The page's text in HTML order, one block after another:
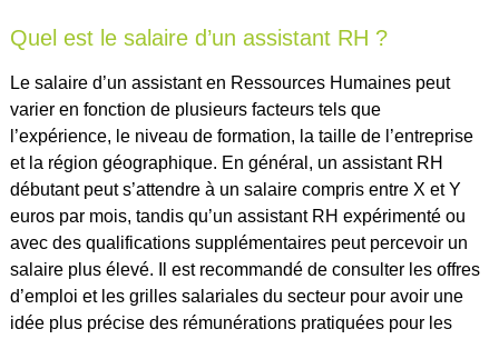
Quel est le salaire d’un assistant RH ?
Le salaire d’un assistant en Ressources Humaines peut
varier en fonction de plusieurs facteurs tels que
l’expérience, le niveau de formation, la taille de l’entreprise
et la région géographique. En général, un assistant RH
débutant peut s’attendre à un salaire compris entre X et Y
euros par mois, tandis qu’un assistant RH expérimenté ou
avec des qualifications supplémentaires peut percevoir un
salaire plus élevé. Il est recommandé de consulter les offres
d’emploi et les grilles salariales du secteur pour avoir une
idée plus précise des rémunérations pratiquées pour les